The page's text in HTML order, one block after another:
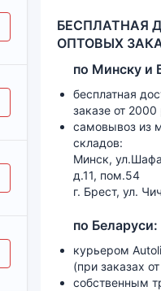
м]
MAKITA
БЕСПЛАТНАЯ
ОПТОВЫХ
по Минску и
бесплатная
заказе от 2000
самовывоз из
складов:
Минск,
д.11, пом.54
г. Брест, ул.
по Беларуси:
курьером
(при заказах
собственным